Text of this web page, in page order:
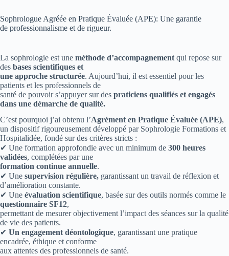
Sophrologue Agréée en Pratique Évaluée (APE): Une garantie
de professionnalisme et de rigueur.
La sophrologie est une méthode d’accompagnement qui repose sur
des bases scientifiques et
une approche structurée. Aujourd’hui, il est essentiel pour les
patients et les professionnels de
santé de pouvoir s’appuyer sur des praticiens qualifiés et engagés
dans une démarche de qualité.
C’est pourquoi j’ai obtenu l’Agrément en Pratique Évaluée (APE),
un dispositif rigoureusement développé par Sophrologie Formations et
Hospitalidée, fondé sur des critères stricts :
✔ Une formation approfondie avec un minimum de 300 heures
validées, complétées par une
formation continue annuelle.
✔ Une supervision régulière, garantissant un travail de réflexion et
d’amélioration constante.
✔ Une évaluation scientifique, basée sur des outils normés comme le
questionnaire SF12,
permettant de mesurer objectivement l’impact des séances sur la qualité
de vie des patients.
✔ Un engagement déontologique, garantissant une pratique
encadrée, éthique et conforme
aux attentes des professionnels de santé.